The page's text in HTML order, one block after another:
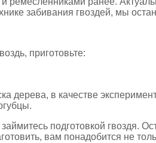
забивания гвоздей, мы
приготовьте:
дерева, в качестве
подготовкой гвоздя.
вам понадобится не